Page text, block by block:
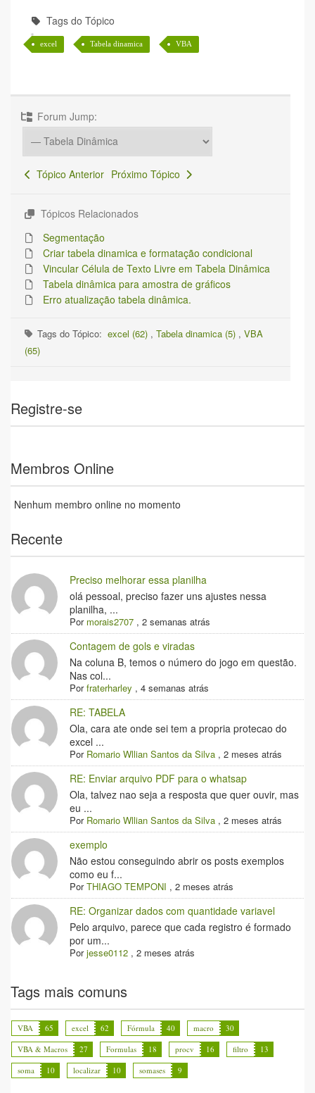
Tags do Tópico
excel Tabela dinamica VBA
Forum Jump:
Tópico Anterior Próximo Tópico
Tópicos Relacionados
Segmentação
Criar tabela dinamica e formatação condicional
Vincular Célula de Texto Livre em Tabela Dinâmica
Tabela dinâmica para amostra de gráficos
Erro atualização tabela dinâmica.
Tags do Tópico: excel (62) , Tabela dinamica (5) , VBA
(65)
Registre-se
Membros Online
Nenhum membro online no momento
Recente
Preciso melhorar essa planilha
olá pessoal, preciso fazer uns ajustes nessa
planilha, ...
Por morais2707 ,2 semanas atrás
Contagem de gols e viradas
Na coluna B, temos o número do jogo em questão.
Nas col...
Porfraterharley ,4 semanas atrás
RE: TABELA
Ola, cara ate onde sei tem a propria protecao do
excel ...
Por Romario Wllian Santos da Silva ,2 meses atrás
RE: Enviar arquivo PDF para o whatsap
Ola, talvez nao seja a resposta que quer ouvir, mas
eu ...
Por Romario Wllian Santos da Silva ,2 meses atrás
exemplo
Não estou conseguindo abrir os posts exemplos
como eu f...
PorTHIAGO TEMPONI ,2 meses atrás
RE: Organizar dados com quantidade variavel
Pelo arquivo, parece que cada registro é formado
por um...
Porjesse0112 ,2 meses atrás
Tags mais comuns
VBA 65 excel 62 Fórmula 40 macro
30
VBA & Macros
27 Formulas 18 procv 16 filtro
13
soma
10 localizar 10 somases 9